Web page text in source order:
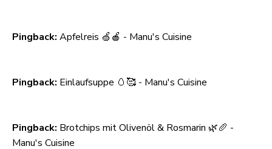
Pingback: Apfelreis 🍏🍎 - Manu's Cuisine
Pingback: Einlaufsuppe 🥚🥰 - Manu's Cuisine
Pingback: Brotchips mit Olivenöl & Rosmarin 🌿🥖 -
Manu's Cuisine